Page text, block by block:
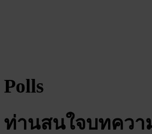
Polls
ท่านสนใจบทควา